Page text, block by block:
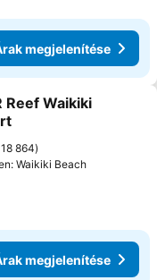
megjelenítése
a kedvencekhez
Reef Waikiki
18 864
Waikiki Beach
megjelenítése